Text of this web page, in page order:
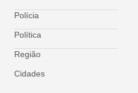
Polícia
Política
Região
Cidades